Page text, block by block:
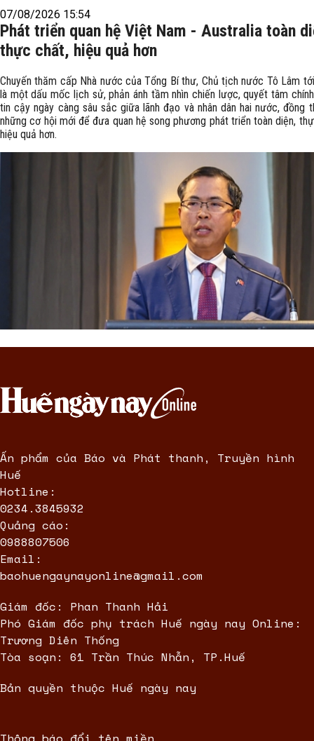
07/08/2026 15:54
Phát triển quan hệ Việt Nam - Australia toàn
thực chất, hiệu quả hơn
Chuyến thăm cấp Nhà nước của Tổng Bí thư, Chủ tịch nước Tô Lâm
là một dấu mốc lịch sử, phản ánh tầm nhìn chiến lược, quyết tâm
tin cậy ngày càng sâu sắc giữa lãnh đạo và nhân dân hai nước, đồng
những cơ hội mới để đưa quan hệ song phương phát triển toàn diện,
hiệu quả hơn.
Ấn phẩm của Báo và Phát thanh, Truyền hình
Huế
Hotline:
0234.3845932
Quảng cáo:
0988807506
Email:
baohuengaynayonline@gmail.com
Giám đốc: Phan Thanh Hải
Phó Giám đốc phụ trách Huế ngày nay Online:
Trương Diên Thống
Tòa soạn: 61 Trần Thúc Nhẫn, TP.Huế
Bản quyền thuộc Huế ngày nay